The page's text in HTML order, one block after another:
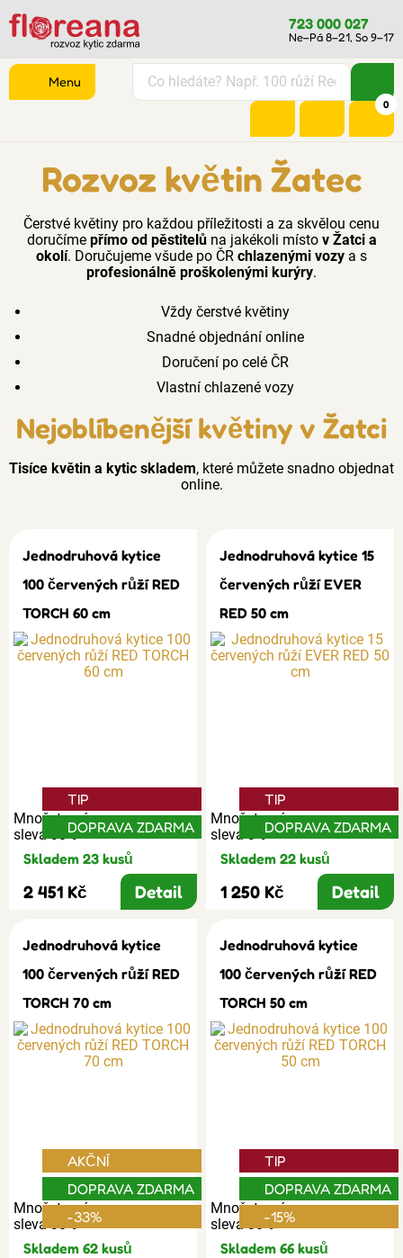
723 000 027
Ne–Pá 8–21, So 9–17
0
Menu
Rozvoz květin Žatec
Čerstvé květiny pro každou příležitosti a za skvělou cenu
doručíme přímo od pěstitelůna jakékoli místo v Žatci a
okolí. Doručujeme všude po ČR chlazenými vozy a s
profesionálně proškolenými kurýry.
Vždy čerstvé květiny
Snadné objednání online
Doručení po celé ČR
Vlastní chlazené vozy
Nejoblíbenější květiny v Žatci
Tisíce květin a kytic skladem, které můžete snadno objednat
online.
Jednodruhová kytice
100 červených růží RED
TORCH 60 cm
Množstevní
sleva 30%
TIP
DOPRAVA ZDARMA
Skladem 23 kusů
2 451 Kč Detail
Jednodruhová kytice 15
červených růží EVER
RED 50 cm
Množstevní
sleva 3%
TIP
DOPRAVA ZDARMA
Skladem 22 kusů
1 250 Kč Detail
Jednodruhová kytice
100 červených růží RED
TORCH 70 cm
Množstevní
sleva 30%
AKČNÍ
DOPRAVA ZDARMA
-33%
Skladem 62 kusů
Jednodruhová kytice
100 červených růží RED
TORCH 50 cm
Množstevní
sleva 30%
TIP
DOPRAVA ZDARMA
-15%
Skladem 66 kusů